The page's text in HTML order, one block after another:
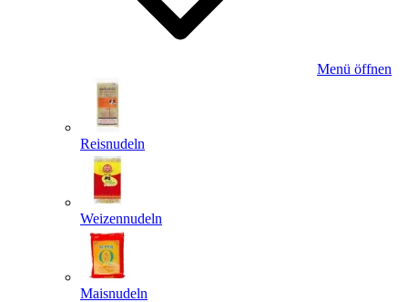
Menü öffnen
Reisnudeln
Weizennudeln
Maisnudeln